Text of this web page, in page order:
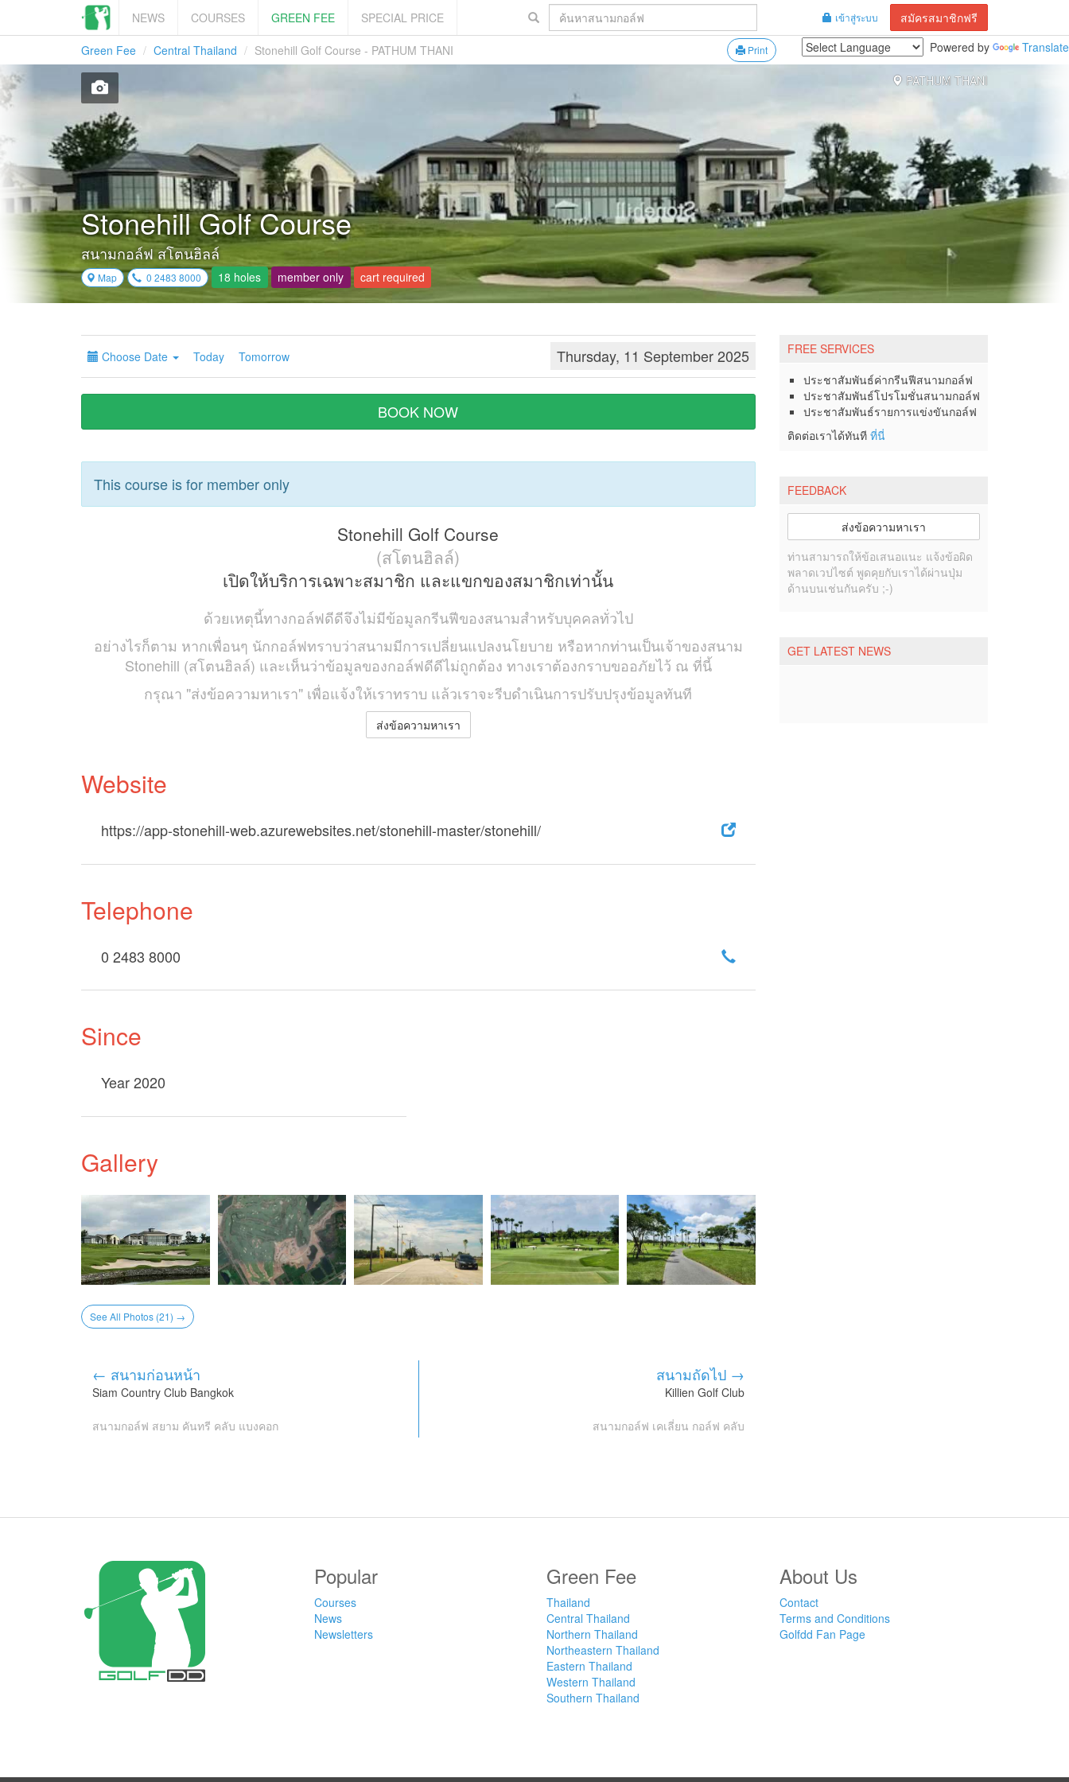
เข้าสู่ระบบ สมัครสมาชิกฟรี
NEWS COURSES GREEN FEE
SPECIAL PRICE
Powered by
Translate
Print
Green Fee Central Thailand
Stonehill Golf Course - PATHUM THANI
PATHUM THANI
Stonehill Golf Course
สนามกอล์ฟ สโตนฮิลล์
Map 0 2483 8000 18 holes member only cart required
Choose Date Today Tomorrow Thursday, 11 September 2025
BOOK NOW
This course is for member only
Stonehill Golf Course
(สโตนฮิลล์)
เปิดให้บริการเฉพาะสมาชิก และแขกของสมาชิกเท่านั้น
ด้วยเหตุนี้ทางกอล์ฟดีดีจึงไม่มีข้อมูลกรีนฟีของสนามสำหรับบุคคลทั่วไป
อย่างไรก็ตาม หากเพื่อนๆ นักกอล์ฟทราบว่าสนามมีการเปลี่ยนแปลงนโยบาย หรือหากท่านเป็นเจ้าของสนาม
Stonehill (สโตนฮิลล์) และเห็นว่าข้อมูลของกอล์ฟดีดีไม่ถูกต้อง ทางเราต้องกราบขออภัยไว้ ณ ที่นี้
กรุณา "ส่งข้อความหาเรา" เพื่อแจ้งให้เราทราบ แล้วเราจะรีบดำเนินการปรับปรุงข้อมูลทันที
ส่งข้อความหาเรา
Website
https://app-stonehill-web.azurewebsites.net/stonehill-master/stonehill/
Telephone
0 2483 8000
Since
Year 2020
Gallery
See All Photos (21) →
← สนามก่อนหน้า
Siam Country Club Bangkok
สนามกอล์ฟ สยาม คันทรี คลับ แบงคอก
สนามถัดไป →
Killien Golf Club
สนามกอล์ฟ เคเลี่ยน กอล์ฟ คลับ
FREE SERVICES
ประชาสัมพันธ์ค่ากรีนฟีสนามกอล์ฟ
ประชาสัมพันธ์โปรโมชั่นสนามกอล์ฟ
ประชาสัมพันธ์รายการแข่งขันกอล์ฟ
ติดต่อเราได้ทันที ที่นี่
FEEDBACK
ส่งข้อความหาเรา
ท่านสามารถให้ข้อเสนอแนะ แจ้งข้อผิด
พลาดเวปไซต์ พูดคุยกับเราได้ผ่านปุ่ม
ด้านบนเช่นกันครับ ;-)
GET LATEST NEWS
Popular
Courses
News
Newsletters
Green Fee
Thailand
Central Thailand
Northern Thailand
Northeastern Thailand
Eastern Thailand
Western Thailand
Southern Thailand
About Us
Contact
Terms and Conditions
Golfdd Fan Page